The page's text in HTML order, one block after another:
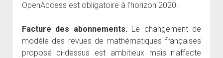
OpenAccess est obligatoire à l'horizon 2020.
Facture des abonnements.Le changement de
modèle des revues de mathématiques françaises
proposé ci-dessus est ambitieux mais n'affecte